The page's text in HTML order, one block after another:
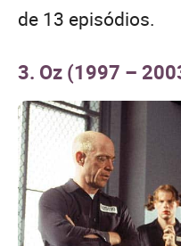
de 13 episódios.
3. Oz (1997 –